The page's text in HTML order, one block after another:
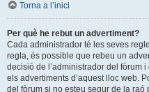
Torna a l’inici
Per què he rebut un advertiment?
Cada administrador té les seves
regla, és possible que rebeu un
decisió de l’administrador del fòrum
els advertiments d’aquest lloc web.
del fòrum si no esteu segur de la raó